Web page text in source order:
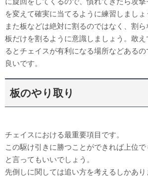
を変えて確実に当てるように練習しましょ
また板などは絶対に割るのではなく、割
板だけを割るように意識しましょう。敢
るとチェイスが有利になる場所などある
良いです。
板のやり取り
チェイスにおける最重要項目です。
この駆け引きに勝つことができれば上位
と言ってもいいでしょう。
先倒しに関しては追い方を考えるしかあ